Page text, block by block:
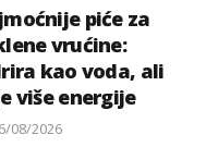
piće za
vrućine:
kao voda, ali
više energije
08/2026